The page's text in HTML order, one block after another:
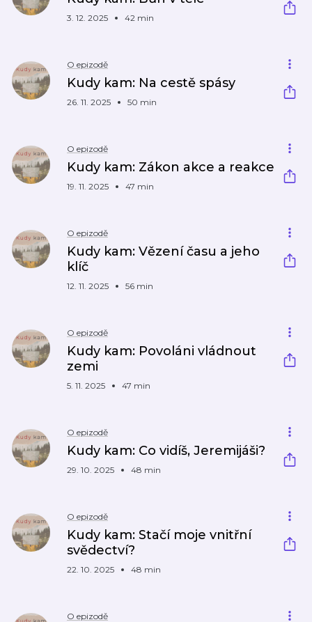
3. 12. 2025 42 min
O epizodě
Kudy kam: Na cestě spásy
26. 11. 2025 50 min
O epizodě
Kudy kam: Zákon akce a reakce
19. 11. 2025 47 min
O epizodě
Kudy kam: Vězení času a jeho
klíč
12. 11. 2025 56 min
O epizodě
Kudy kam: Povoláni vládnout
zemi
5. 11. 2025 47 min
O epizodě
Kudy kam: Co vidíš, Jeremijáši?
29. 10. 2025 48 min
O epizodě
Kudy kam: Stačí moje vnitřní
svědectví?
22. 10. 2025 48 min
O epizodě